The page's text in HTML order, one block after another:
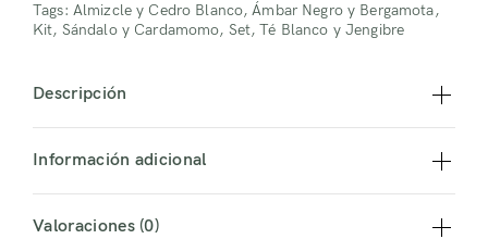
Tags: Almizcle y Cedro Blanco,Ámbar Negro y Bergamota,
Kit, Sándalo y Cardamomo, Set,Té Blanco y Jengibre
Descripción
Información adicional
Valoraciones (0)